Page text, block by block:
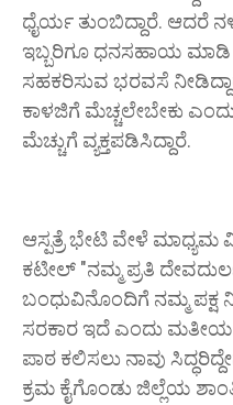
ಧೈರ್ಯ ತುಂಬಿದ್ದಾರೆ. ಆದರೆ‌
ಇಬ್ಬರಿಗೂ ಧನಸಹಾಯ ಮಾಡಿ
ಸಹಕರಿಸುವ ಭರವಸೆ
ಕಾಳಜಿಗೆ ಮೆಚ್ಚಲೇಬೇಕು
ಮೆಚ್ಚುಗೆ ವ್ಯಕ್ತಪಡಿಸಿದ್ದಾರೆ.
ಆಸ್ಪತ್ರೆ ಭೇಟಿ ವೇಳೆ
ಕಟೀಲ್ "ನಮ್ಮ ಪ್ರತಿ
ಬಂಧುವಿನೊಂದಿಗೆ ನಮ್ಮ ಪಕ್ಷ
ಸರಕಾರ ಇದೆ ಎಂದು
ಪಾಠ ಕಲಿಸಲು ನಾವು
ಕ್ರಮ ಕೈಗೊಂಡು ಜಿಲ್ಲೆಯ